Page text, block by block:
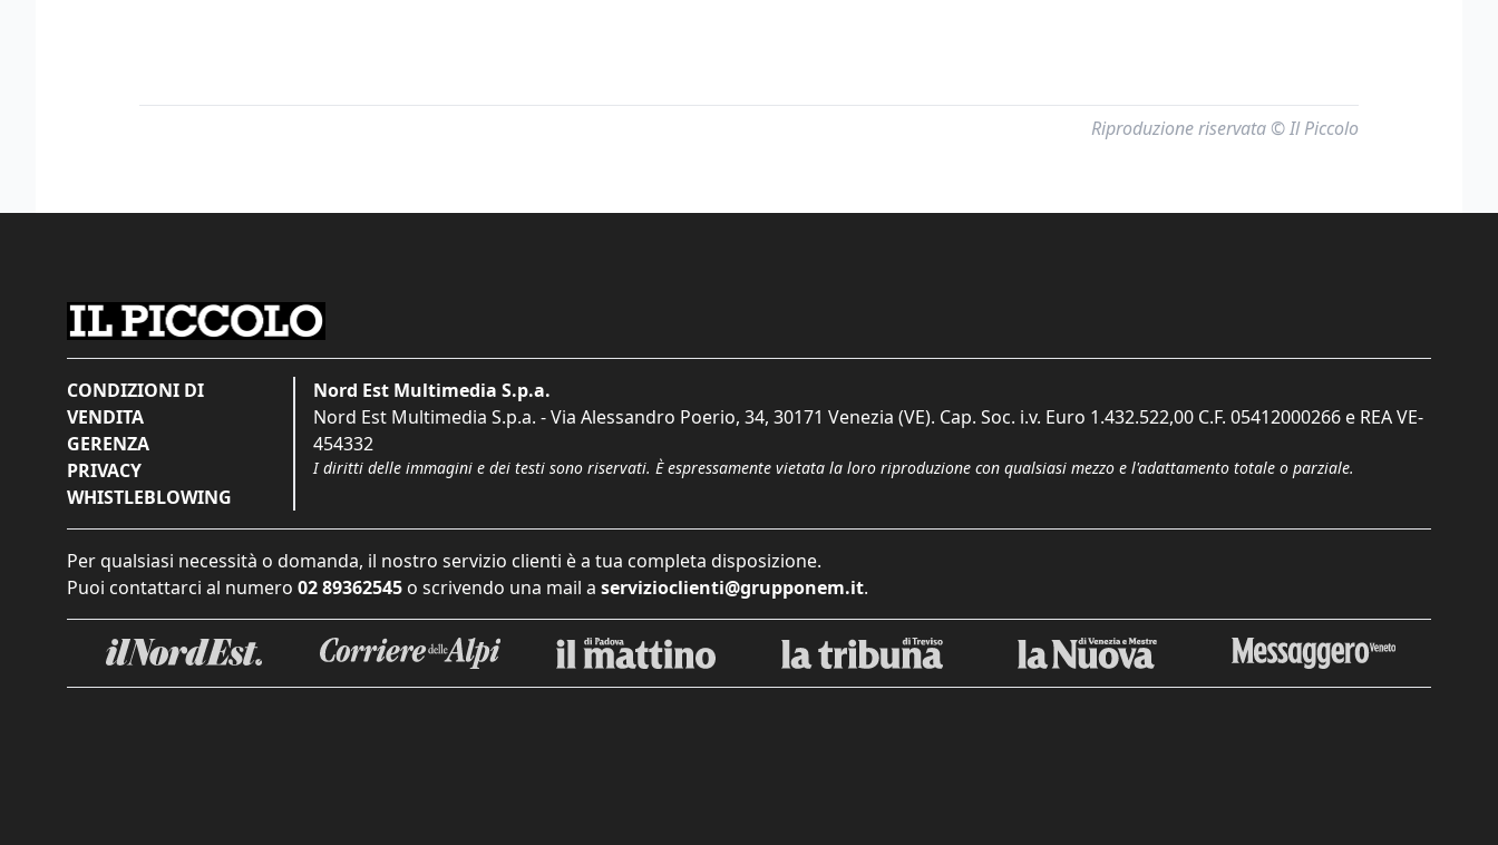
Riproduzione riservata © Il Piccolo
CONDIZIONI DI
VENDITA
GERENZA
PRIVACY
WHISTLEBLOWING
Nord Est Multimedia S.p.a.
Nord Est Multimedia S.p.a. - Via Alessandro Poerio, 34, 30171 Venezia (VE). Cap. Soc. i.v. Euro 1.432.522,00 C.F. 05412000266 e REA VE-
454332
I diritti delle immagini e dei testi sono riservati. È espressamente vietata la loro riproduzione con qualsiasi mezzo e l'adattamento totale o parziale.
Per qualsiasi necessità o domanda, il nostro servizio clienti è a tua completa disposizione.
Puoi contattarci al numero 02 89362545 o scrivendo una mail a servizioclienti@grupponem.it.